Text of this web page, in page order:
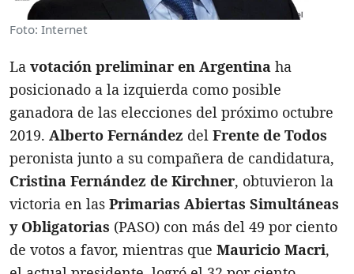
Foto: Internet
La votación preliminar en Argentina ha
posicionado a la izquierda como posible
ganadora de las elecciones del próximo octubre
2019. Alberto Fernández del Frente de Todos
peronista junto a su compañera de candidatura,
Cristina Fernández de Kirchner, obtuvieron la
victoria en las Primarias Abiertas Simultáneas
y Obligatorias (PASO) con más del 49 por ciento
de votos a favor, mientras que Mauricio Macri,